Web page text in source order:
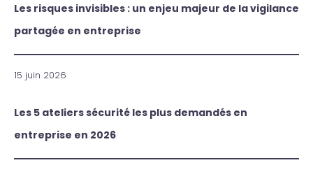
Les risques invisibles : un enjeu majeur de la vigilance
partagée en entreprise
15 juin 2026
Les 5 ateliers sécurité les plus demandés en
entreprise en 2026